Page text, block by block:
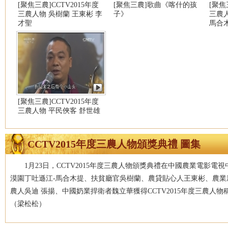
[聚焦三農]CCTV2015年度
三農人物 吳樹蘭 王東彬 李
才聖
[聚焦三農]歌曲《喀什的孩
子》
[聚焦
三農
馬合
[聚焦三農]CCTV2015年度
三農人物 平民俠客 舒世雄
CCTV2015年度三農人物頒獎典禮 圖集
1月23日，CCTV2015年度三農人物頒獎典禮在中國農業電影電視
漠園丁吐遜江-馬合木提、扶貧廳官吳樹蘭、農貸貼心人王東彬、農
農人吳迪 張揚、中國奶業捍衛者魏立華獲得CCTV2015年度三農人
（梁松松）